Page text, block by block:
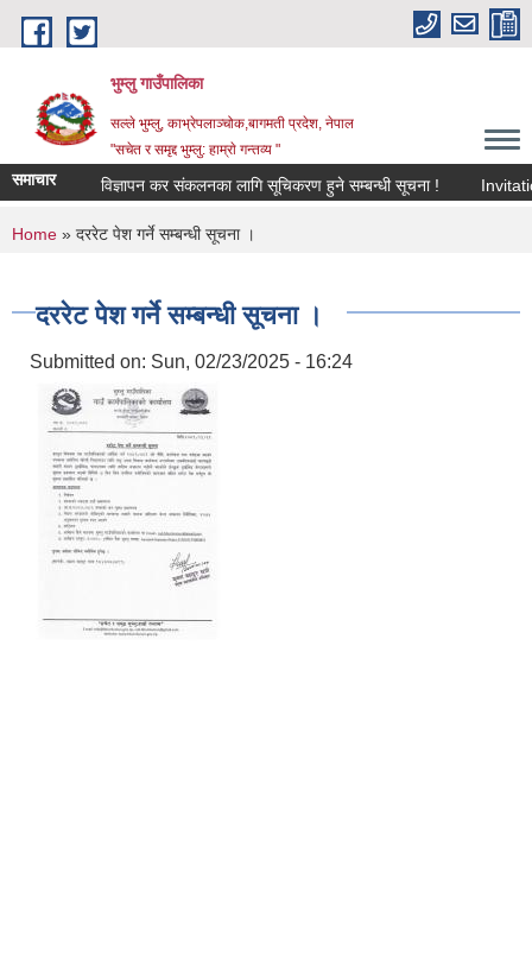
Skip to main content
भुम्लु गाउँपालिका
सल्ले भुम्लु, काभ्रेपलाञ्चोक,बागमती प्रदेश, नेपाल
"सचेत र समृद्द भुम्लु: हाम्राे गन्तव्य "
समाचार विज्ञापन कर संकलनका लागि सूचिकरण हुने सम्बन्धी सूचना !
You are here
Home » दररेट पेश गर्ने सम्बन्धी सूचना ।
दररेट पेश गर्ने सम्बन्धी सूचना ।
Submitted on: Sun, 02/23/2025 - 16:24